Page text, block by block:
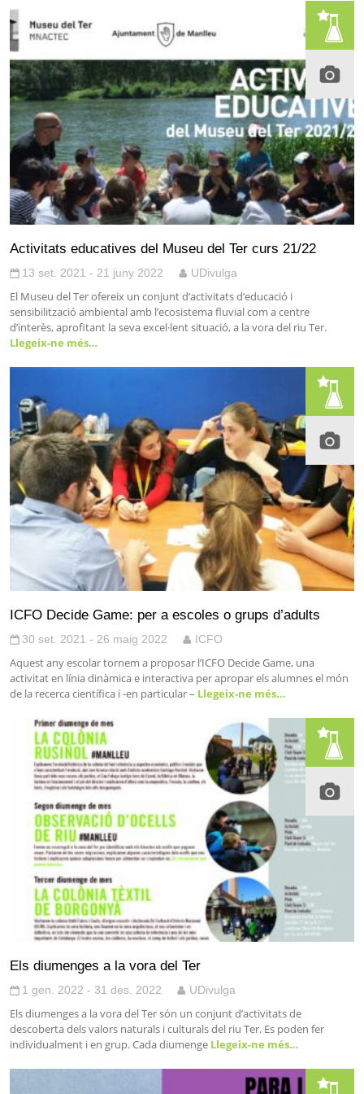
Activitats educatives del Museu del Ter curs 21/22
13 set. 2021 - 21 juny 2022 UDivulga
El Museu del Ter ofereix un conjunt d’activitats d’educació i
sensibilització ambiental amb l’ecosistema fluvial com a centre
d’interès, aprofitant la seva excel·lent situació, a la vora del riu Ter.
Llegeix-ne més…
ICFO Decide Game: per a escoles o grups d’adults
30 set. 2021 - 26 maig 2022 ICFO
Aquest any escolar tornem a proposar l’ICFO Decide Game, una
activitat en línia dinàmica e interactiva per apropar els alumnes el món
de la recerca científica i -en particular – Llegeix-ne més…
Els diumenges a la vora del Ter
1 gen. 2022 - 31 des. 2022 UDivulga
Els diumenges a la vora del Ter són un conjunt d’activitats de
descoberta dels valors naturals i culturals del riu Ter. Es poden fer
individualment i en grup. Cada diumenge Llegeix-ne més…